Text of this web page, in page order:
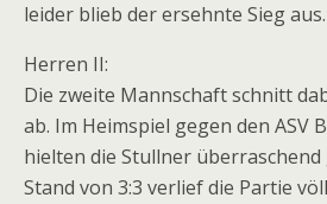
leider blieb der ersehnte Sieg aus.
Herren II:
Die zweite Mannschaft schnitt
ab. Im Heimspiel gegen den ASV
hielten die Stullner überraschend
Stand von 3:3 verlief die Partie